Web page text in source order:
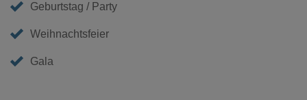
Geburtstag / Party
Weihnachtsfeier
Gala